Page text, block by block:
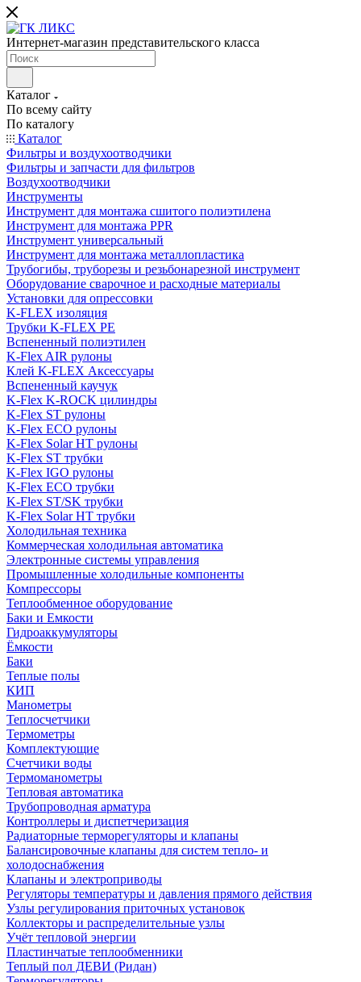
Интернет-магазин представительского класса
Каталог
По всему сайту
По каталогу
Каталог
Фильтры и воздухоотводчики
Фильтры и запчасти для фильтров
Воздухоотводчики
Инструменты
Инструмент для монтажа сшитого полиэтилена
Инструмент для монтажа PPR
Инструмент универсальный
Инструмент для монтажа металлопластика
Трубогибы, труборезы и резьбонарезной инструмент
Оборудование сварочное и расходные материалы
Установки для опрессовки
K-FLEX изоляция
Трубки K-FLEX PE
Вспененный полиэтилен
K-Flex AIR рулоны
Клей K-FLEX Аксессуары
Вспененный каучук
K-Flex K-ROCK цилиндры
K-Flex ST рулоны
K-Flex ECO рулоны
K-Flex Solar HT рулоны
K-Flex ST трубки
K-Flex IGO рулоны
K-Flex ECO трубки
K-Flex ST/SK трубки
K-Flex Solar HT трубки
Холодильная техника
Коммерческая холодильная автоматика
Электронные системы управления
Промышленные холодильные компоненты
Компрессоры
Теплообменное оборудование
Баки и Емкости
Гидроаккумуляторы
Ёмкости
Баки
Теплые полы
КИП
Манометры
Теплосчетчики
Термометры
Комплектующие
Счетчики воды
Термоманометры
Тепловая автоматика
Трубопроводная арматура
Контроллеры и диспетчеризация
Радиаторные терморегуляторы и клапаны
Балансировочные клапаны для систем тепло- и
холодоснабжения
Клапаны и электроприводы
Регуляторы температуры и давления прямого действия
Узлы регулирования приточных установок
Коллекторы и распределительные узлы
Учёт тепловой энергии
Пластинчатые теплообменники
Теплый пол ДЕВИ (Ридан)